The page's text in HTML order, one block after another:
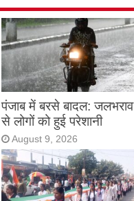
पंजाब में बरसे बादल: जलभराव
से लोगों को हुई परेशानी
August 9, 2026